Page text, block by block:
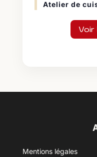
Atelier de
Voir
Mentions légales